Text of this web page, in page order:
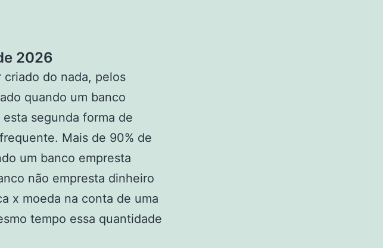
2026
do nada, pelos
quando um banco
segunda forma de
Mais de 90% de
um banco empresta
não empresta dinheiro
x moeda na conta de uma
tempo essa quantidade